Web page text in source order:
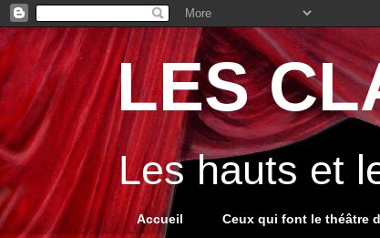
LES
Les hauts et
Accueil Ceux qui font le théâtre